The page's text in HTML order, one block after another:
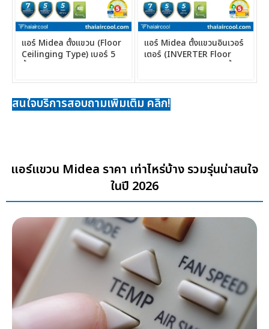
แอร์ Midea ตั้งแขวน (Floor
Ceilinging Type) เบอร์ 5
แอร์ Midea ตั้งแขวนอินเวอร์
เตอร์ (INVERTER Floor
สนใจบริการสอบถามเพิ่มเติม คลิก!
แอร์แขวน Midea ราคา เท่าไหร่บ้าง รวมรุ่นน่าสนใจ
ในปี 2026